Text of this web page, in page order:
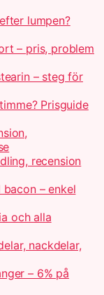
lumpen?
– pris, problem
– steg för
Prisguide
recension
– enkel
och alla
nackdelar,
– 6% på